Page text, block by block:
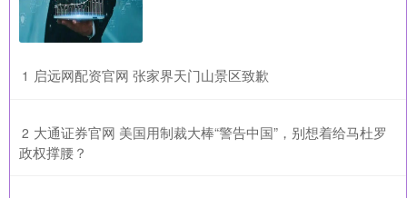
1 ​启远网配资官网 张家界天门山景区致歉
2 ​大通证券官网 美国用制裁大棒“警告中国”，别想着给马杜罗
政权撑腰？